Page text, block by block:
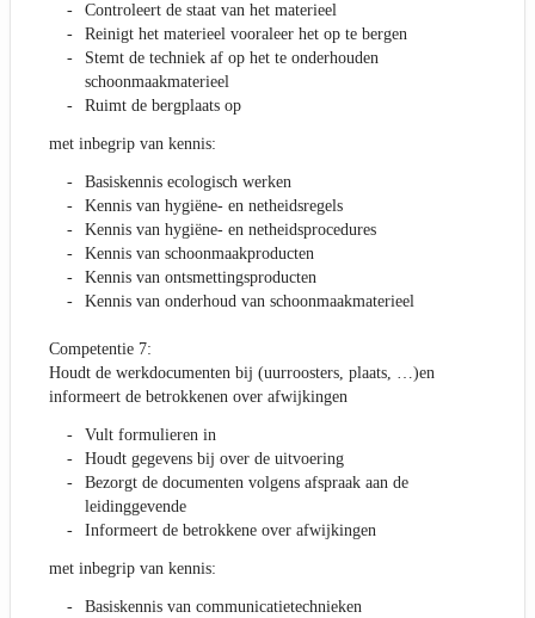
Controleert de staat van het materieel
Reinigt het materieel vooraleer het op te bergen
Stemt de techniek af op het te onderhouden
schoonmaakmaterieel
Ruimt de bergplaats op
met inbegrip van kennis:
Basiskennis ecologisch werken
Kennis van hygiëne- en netheidsregels
Kennis van hygiëne- en netheidsprocedures
Kennis van schoonmaakproducten
Kennis van ontsmettingsproducten
Kennis van onderhoud van schoonmaakmaterieel
Competentie 7:
Houdt de werkdocumenten bij (uurroosters, plaats, …)en
informeert de betrokkenen over afwijkingen
Vult formulieren in
Houdt gegevens bij over de uitvoering
Bezorgt de documenten volgens afspraak aan de
leidinggevende
Informeert de betrokkene over afwijkingen
met inbegrip van kennis:
Basiskennis van communicatietechnieken